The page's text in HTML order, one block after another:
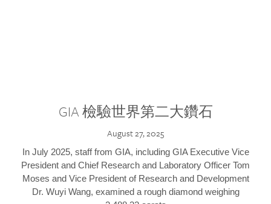
GIA 檢驗世界第二大鑽石
August 27, 2025
In July 2025, staff from GIA, including GIA Executive Vice
President and Chief Research and Laboratory Officer Tom
Moses and Vice President of Research and Development
Dr. Wuyi Wang, examined a rough diamond weighing